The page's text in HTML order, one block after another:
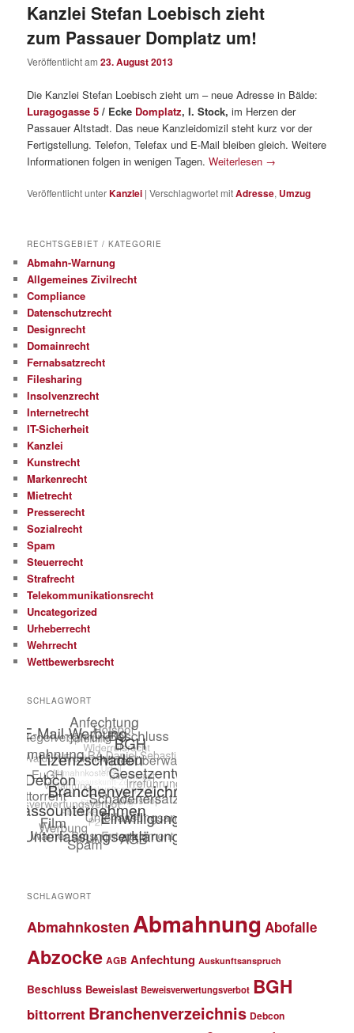
Kanzlei Stefan Loebisch zieht
zum Passauer Domplatz um!
Veröffentlicht am23. August 2013
Die Kanzlei Stefan Loebisch zieht um – neue Adresse in Bälde:
Luragogasse 5 / Ecke Domplatz, I. Stock, im Herzen der
Passauer Altstadt. Das neue Kanzleidomizil steht kurz vor der
Fertigstellung. Telefon, Telefax und E-Mail bleiben gleich. Weitere
Informationen folgen in wenigen Tagen.Weiterlesen →
Veröffentlicht unterKanzlei |Verschlagwortet mitAdresse, Umzug
RECHTSGEBIET / KATEGORIE
Abmahn-Warnung
Allgemeines Zivilrecht
Compliance
Datenschutzrecht
Designrecht
Domainrecht
Fernabsatzrecht
Filesharing
Insolvenzrecht
Internetrecht
IT-Sicherheit
Kanzlei
Kunstrecht
Markenrecht
Mietrecht
Presserecht
Sozialrecht
Spam
Steuerrecht
Strafrecht
Telekommunikationsrecht
Uncategorized
Urheberrecht
Wehrrecht
Wettbewerbsrecht
SCHLAGWORT
SCHLAGWORT
Abmahnkosten Abmahnung Abofalle
Abzocke AGB Anfechtung Auskunftsanspruch
Beschluss Beweislast Beweisverwertungsverbot BGH
bittorrent Branchenverzeichnis Debcon